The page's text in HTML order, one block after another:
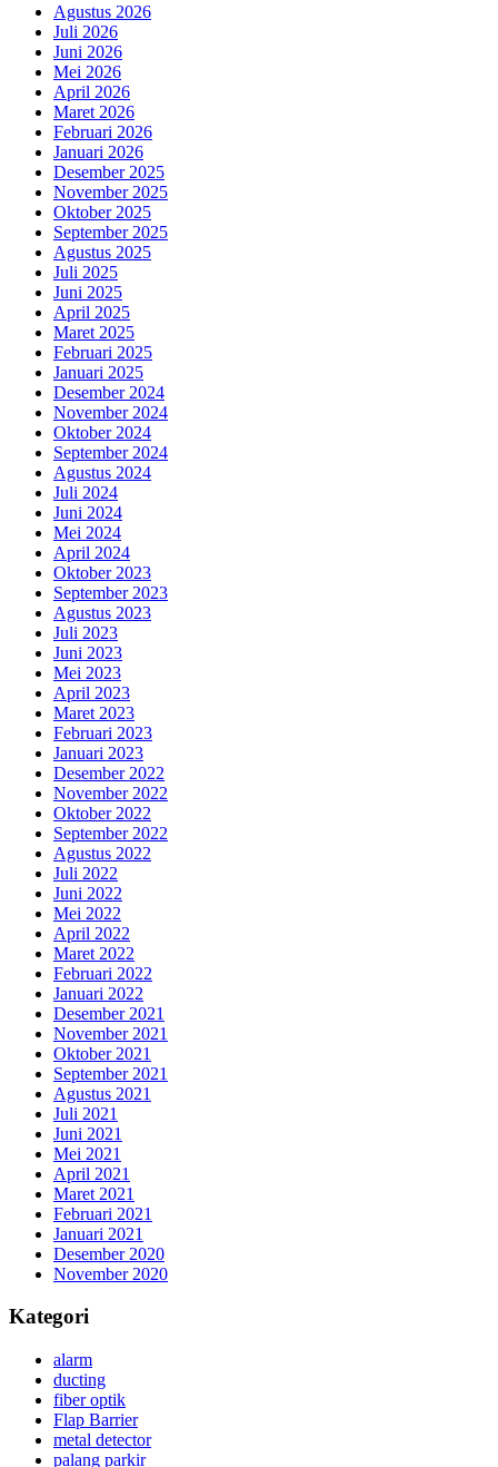
Agustus 2026
Juli 2026
Juni 2026
Mei 2026
April 2026
Maret 2026
Februari 2026
Januari 2026
Desember 2025
November 2025
Oktober 2025
September 2025
Agustus 2025
Juli 2025
Juni 2025
April 2025
Maret 2025
Februari 2025
Januari 2025
Desember 2024
November 2024
Oktober 2024
September 2024
Agustus 2024
Juli 2024
Juni 2024
Mei 2024
April 2024
Oktober 2023
September 2023
Agustus 2023
Juli 2023
Juni 2023
Mei 2023
April 2023
Maret 2023
Februari 2023
Januari 2023
Desember 2022
November 2022
Oktober 2022
September 2022
Agustus 2022
Juli 2022
Juni 2022
Mei 2022
April 2022
Maret 2022
Februari 2022
Januari 2022
Desember 2021
November 2021
Oktober 2021
September 2021
Agustus 2021
Juli 2021
Juni 2021
Mei 2021
April 2021
Maret 2021
Februari 2021
Januari 2021
Desember 2020
November 2020
Kategori
alarm
ducting
fiber optik
Flap Barrier
metal detector
palang parkir